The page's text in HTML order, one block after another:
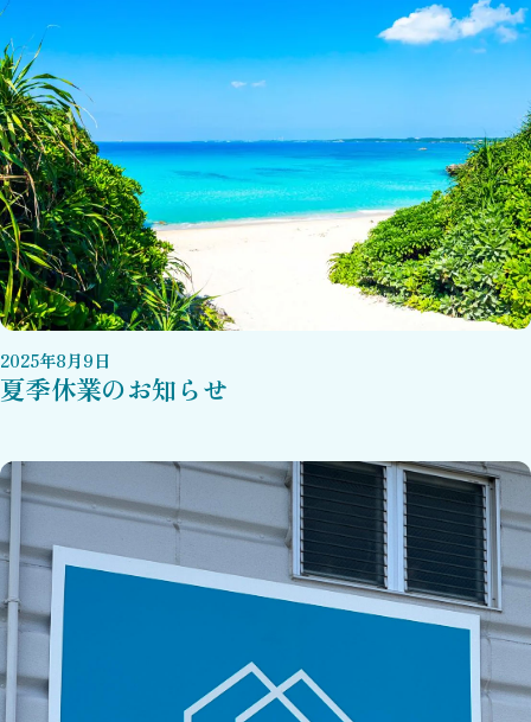
2025年8月9日
夏季休業のお知らせ